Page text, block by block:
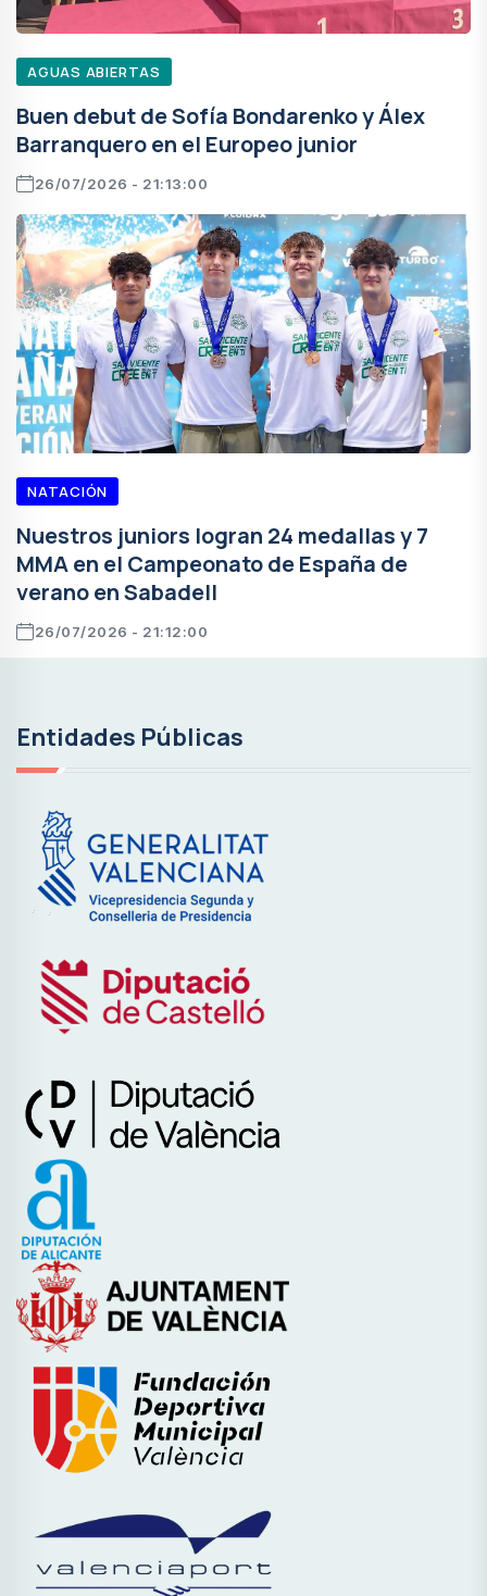
AGUAS ABIERTAS
Buen debut de Sofía Bondarenko y Álex
Barranquero en el Europeo junior
26/07/2026 - 21:13:00
NATACIÓN
Nuestros juniors logran 24 medallas y 7
MMA en el Campeonato de España de
verano en Sabadell
26/07/2026 - 21:12:00
Entidades Públicas